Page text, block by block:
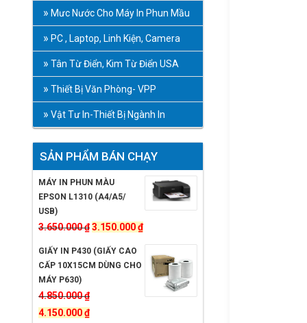
Mưc Nước Cho Máy In Phun Mầu
PC , Laptop, Linh Kiện, Camera
Tân Từ Điển, Kim Từ Điển USA
Thiết Bị Văn Phòng- VPP
Vật Tư In-Thiết Bị Ngành In
SẢN PHẨM BÁN CHẠY
MÁY IN PHUN MÀU
EPSON L1310 (A4/A5/
USB)
3.650.000₫Giá
là:
3.150.000₫Giá
hiện
tại
3.150.000 ₫.
GIẤY IN P430 (GIẤY CAO
CẤP 10X15CM DÙNG CHO
MÁY P630)
4.850.000₫
Giá
4.150.000₫Giá